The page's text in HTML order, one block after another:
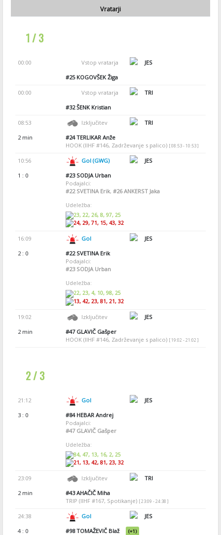
Vratarji
1 / 3
00:00 Vstop vratarja
JES
#25KOGOVŠEK Žiga
00:00 Vstop vratarja
TRI
#32ŠENK Kristian
08:53 Izključitev
TRI
2 min
#24TERLIKAR Anže
HOOK (IIHF #146, Zadrževanje s palico) [ 08:53 - 10:53 ]
10:56 Gol (GWG)
JES
1 : 0
#23SODJA Urban
Podajalci:
#22SVETINA Erik, #26ANKERST Jaka
Udeležba:
23, 22, 26, 8, 97, 25
24, 29, 71, 15, 43, 32
16:09 Gol
JES
2 : 0
#22SVETINA Erik
Podajalci:
#23SODJA Urban
Udeležba:
22, 23, 4, 10, 98, 25
13, 42, 23, 81, 21, 32
19:02 Izključitev
JES
2 min
#47GLAVIČ Gašper
HOOK (IIHF #146, Zadrževanje s palico) [ 19:02 - 21:02 ]
2 / 3
21:12 Gol
JES
3 : 0
#84HEBAR Andrej
Podajalci:
#47GLAVIČ Gašper
Udeležba:
84, 47, 13, 16, 2, 25
21, 13, 42, 81, 23, 32
23:09 Izključitev
TRI
2 min
#43AHAČIČ Miha
TRIP (IIHF #167, Spotikanje) [ 23:09 - 24:38 ]
24:38 Gol
JES
4 : 0
#98TOMAŽEVIČ Blaž (+1)